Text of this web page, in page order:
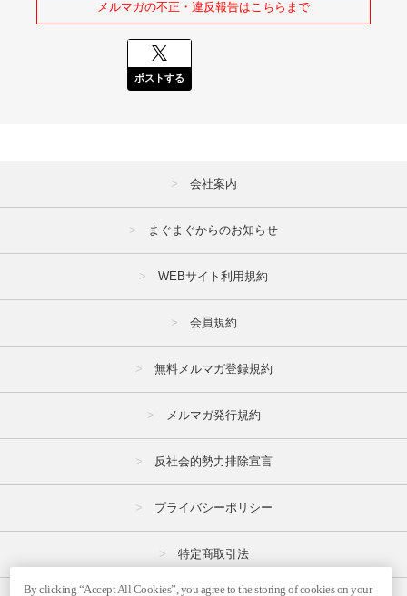
メルマガの不正・違反報告はこちらまで
ポストする
会社案内
まぐまぐからのお知らせ
WEBサイト利用規約
会員規約
無料メルマガ登録規約
メルマガ発行規約
反社会的勢力排除宣言
プライバシーポリシー
特定商取引法
By clicking “Accept All Cookies”, you agree to the storing of cookies on your